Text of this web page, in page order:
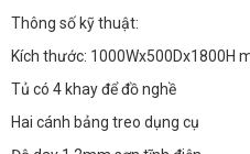
Thông số kỹ thuật:
Kích thước: 1000Wx500Dx1800H
Tủ có 4 khay để đồ nghề
Hai cánh bảng treo dụng cụ